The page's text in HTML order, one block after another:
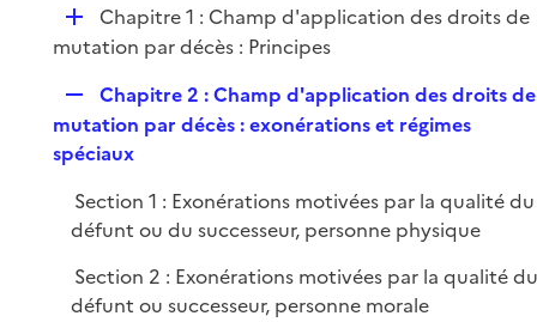
r
p
l
r
D
é
i
e
Chapitre 1 : Champ d'application des droits de
mutation par décès : Principes
e
p
i
e
Chapitre 2 : Champ d'application des droits de
mutation par décès : exonérations et régimes
spéciaux
Section 1 : Exonérations motivées par la qualité du
défunt ou du successeur, personne physique
Section 2 : Exonérations motivées par la qualité
défunt ou successeur, personne morale